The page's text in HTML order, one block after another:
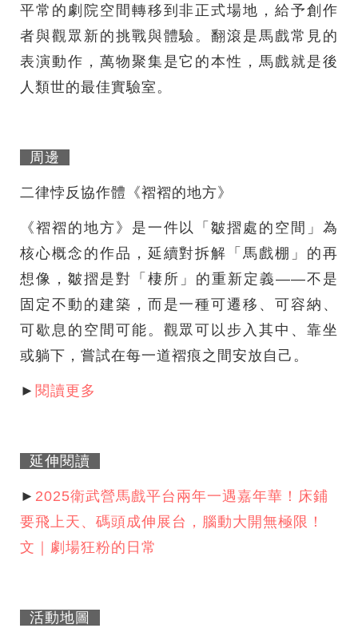
平常的劇院空間轉移到非正式場地，給予創作
者與觀眾新的挑戰與體驗。翻滾是馬戲常見的
表演動作，萬物聚集是它的本性，馬戲就是後
人類世的最佳實驗室。
周邊
二律悖反協作體《褶褶的地方》
《褶褶的地方》是一件以「皺摺處的空間」為
核心概念的作品，延續對拆解「馬戲棚」的再
想像，皺摺是對「棲所」的重新定義——不是
固定不動的建築，而是一種可遷移、可容納、
可歇息的空間可能。觀眾可以步入其中、靠坐
或躺下，嘗試在每一道褶痕之間安放自己。
► 閱讀更多
延伸閱讀
► 2025衛武營馬戲平台兩年一遇嘉年華！床鋪
要飛上天、碼頭成伸展台，腦動大開無極限！
文｜劇場狂粉的日常
活動地圖